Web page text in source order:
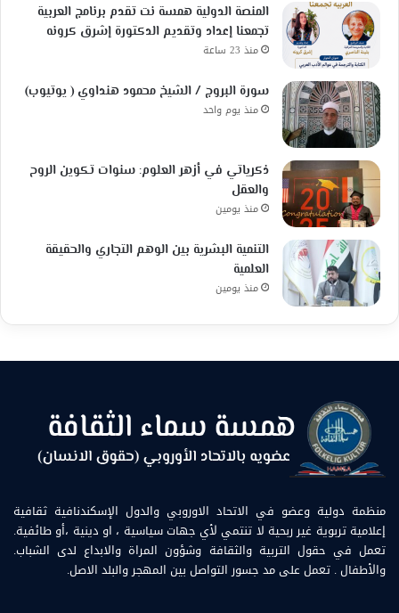
المنصة الدولية همسة نت تقدم برنامج العربية
تجمعنا إعداد وتقديم الدكتورة إشرق كرونه
منذ 23 ساعة
سورة البروج / الشيخ محمود هنداوي ( يوتيوب)
منذ يوم واحد
ذكرياتي في أزهر العلوم: سنوات تكوين الروح
والعقل
منذ يومين
التنمية البشرية بين الوهم التجاري والحقيقة
العلمية
منذ يومين
منظمة دولية وعضو في الاتحاد الاوروبي والدول الإسكندنافية ثقافية
إعلامية تربوية غير ربحية لا تنتمي لأي جهات سياسية ، او دينية ،أو طائفية.
تعمل في حقول التربية والثقافة وشؤون المراة والابداع لدى الشباب.
والأطفال . تعمل على مد جسور التواصل بين المهجر والبلد الاصل.